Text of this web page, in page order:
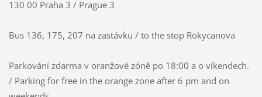
130 00 Praha 3 / Prague 3
Bus 136, 175, 207 na zastávku / to the stop Rokycanova
Parkování zdarma v oranžové zóně po 18:00 a o víkendech.
/ Parking for free in the orange zone after 6 pm and on